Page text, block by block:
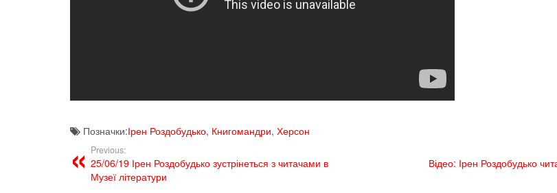
Позначки:Ірен Роздобудько, Книгомандри, Херсон
Previous:
25/06/19 Ірен Роздобудько зустрінеться з читачами в
Музеї літератури
Відео: Ірен Роздобудько